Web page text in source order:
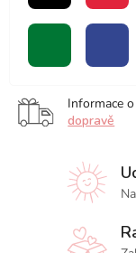
Informace
dopravě